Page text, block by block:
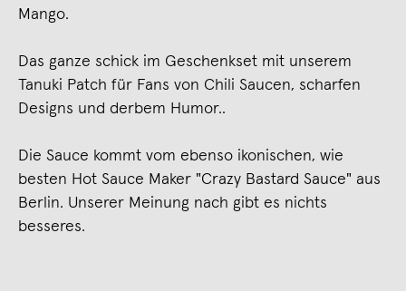
Mango.
Das ganze schick im Geschenkset mit unserem
Tanuki Patch für Fans von Chili Saucen, scharfen
Designs und derbem Humor..
Die Sauce kommt vom ebenso ikonischen, wie
besten Hot Sauce Maker "Crazy Bastard Sauce" aus
Berlin. Unserer Meinung nach gibt es nichts
besseres.